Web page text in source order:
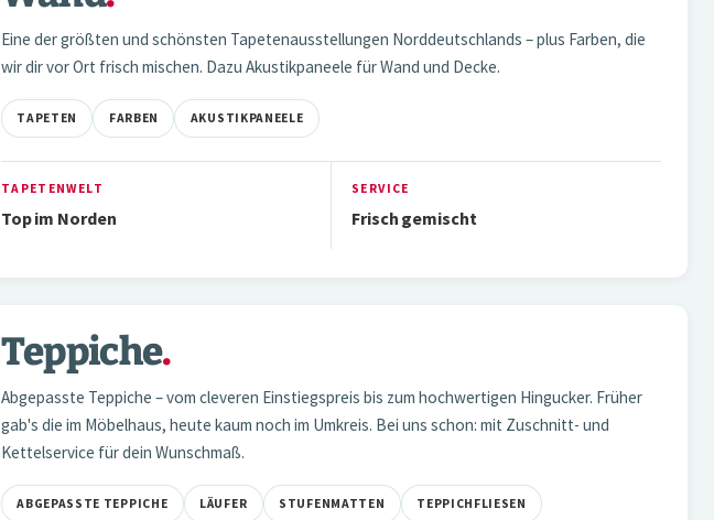
Eine der größten und schönsten Tapetenausstellungen Norddeutschlands – plus Farben, die
wir dir vor Ort frisch mischen. Dazu Akustikpaneele für Wand und Decke.
TAPETEN FARBEN AKUSTIKPANEELE
TAPETENWELT
Top im Norden
SERVICE
Frisch gemischt
04 — TEPPICHE
Teppiche.
Abgepasste Teppiche – vom cleveren Einstiegspreis bis zum hochwertigen Hingucker. Früher
gab's die im Möbelhaus, heute kaum noch im Umkreis. Bei uns schon: mit Zuschnitt- und
Kettelservice für dein Wunschmaß.
ABGEPASSTE TEPPICHE LÄUFER STUFENMATTEN TEPPICHFLIESEN